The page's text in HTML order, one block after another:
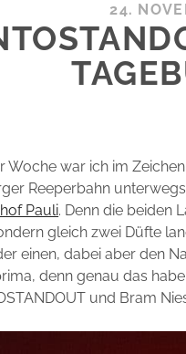
24.
Woche war ich im
Reeperbahn
Pauli. Denn die beiden
gleich zwei Düfte
einen, dabei aber den
denn genau das
und Bram